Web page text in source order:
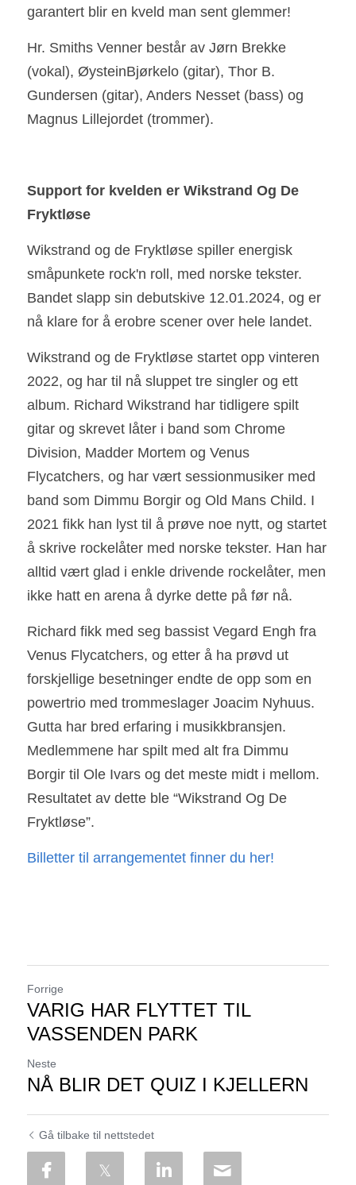
garantert blir en kveld man sent glemmer!
Hr. Smiths Venner består av Jørn Brekke
(vokal), ØysteinBjørkelo (gitar), Thor B.
Gundersen (gitar), Anders Nesset (bass) og
Magnus Lillejordet (trommer).
Support for kvelden er Wikstrand Og De
Fryktløse
Wikstrand og de Fryktløse spiller energisk
småpunkete rock'n roll, med norske tekster.
Bandet slapp sin debutskive 12.01.2024, og er
nå klare for å erobre scener over hele landet.
Wikstrand og de Fryktløse startet opp vinteren
2022, og har til nå sluppet tre singler og ett
album. Richard Wikstrand har tidligere spilt
gitar og skrevet låter i band som Chrome
Division, Madder Mortem og Venus
Flycatchers, og har vært sessionmusiker med
band som Dimmu Borgir og Old Mans Child. I
2021 fikk han lyst til å prøve noe nytt, og startet
å skrive rockelåter med norske tekster. Han har
alltid vært glad i enkle drivende rockelåter, men
ikke hatt en arena å dyrke dette på før nå.
Richard fikk med seg bassist Vegard Engh fra
Venus Flycatchers, og etter å ha prøvd ut
forskjellige besetninger endte de opp som en
powertrio med trommeslager Joacim Nyhuus.
Gutta har bred erfaring i musikkbransjen.
Medlemmene har spilt med alt fra Dimmu
Borgir til Ole Ivars og det meste midt i mellom.
Resultatet av dette ble “Wikstrand Og De
Fryktløse”.
Billetter til arrangementet finner du her!
Forrige
VARIG HAR FLYTTET TIL
VASSENDEN PARK
Neste
NÅ BLIR DET QUIZ I KJELLERN
Gå tilbake til nettstedet